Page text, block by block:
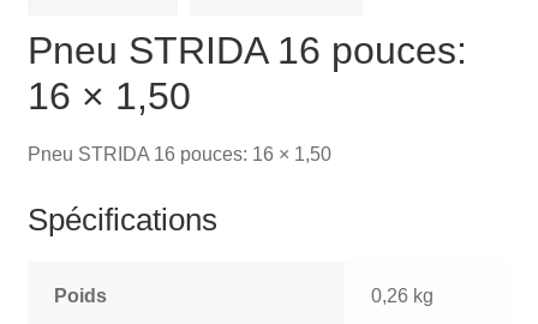
Pneu STRIDA 16 pouces:
16 × 1,50
Pneu STRIDA 16 pouces: 16 × 1,50
Spécifications
Poids 0,26 kg